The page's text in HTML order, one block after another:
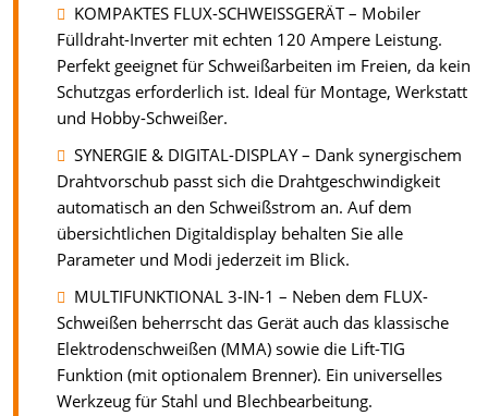
KOMPAKTES FLUX-SCHWEISSGERÄT – Mobiler
Fülldraht-Inverter mit echten 120 Ampere Leistung.
Perfekt geeignet für Schweißarbeiten im Freien, da kein
Schutzgas erforderlich ist. Ideal für Montage, Werkstatt
und Hobby-Schweißer.
SYNERGIE & DIGITAL-DISPLAY – Dank synergischem
Drahtvorschub passt sich die Drahtgeschwindigkeit
automatisch an den Schweißstrom an. Auf dem
übersichtlichen Digitaldisplay behalten Sie alle
Parameter und Modi jederzeit im Blick.
MULTIFUNKTIONAL 3-IN-1 – Neben dem FLUX-
Schweißen beherrscht das Gerät auch das klassische
Elektrodenschweißen (MMA) sowie die Lift-TIG
Funktion (mit optionalem Brenner). Ein universelles
Werkzeug für Stahl und Blechbearbeitung.